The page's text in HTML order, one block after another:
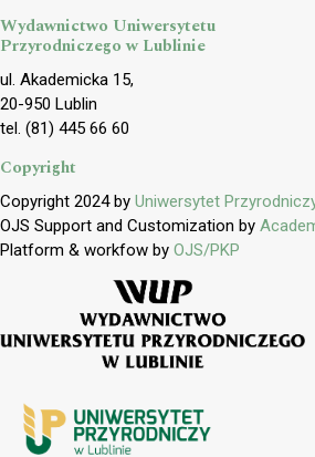
Wydawnictwo Uniwersytetu
Przyrodniczego w Lublinie
ul. Akademicka 15,
20-950 Lublin
tel. (81) 445 66 60
Copyright
Copyright 2024 by Uniwersytet
OJS Support and Customization by
Platform & workfow by OJS/PKP